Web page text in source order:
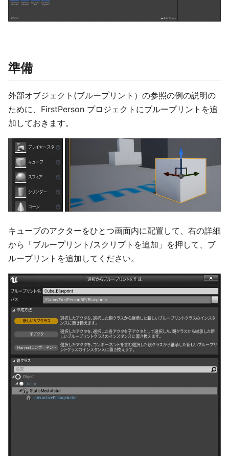
準備
外部オブジェクト(ブループリント）の参照の例の説明の
ために、FirstPerson プロジェクトにブループリントを追
加しておきます。
キューブのアクターをひとつ画面内に配置して、右の詳細
から「ブループリント/スクリプトを追加」を押して、ブ
ループリントを追加してください。